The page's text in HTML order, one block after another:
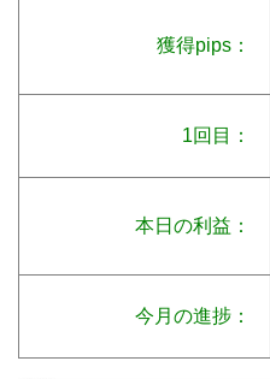
獲得pips：
1回目：
本日の利益：
今月の進捗：